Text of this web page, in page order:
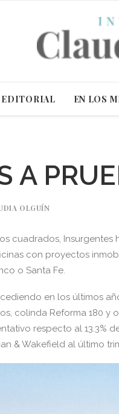
EDITORIAL EN LOS
A
OLGUÍN
cuadrados,
con proyectos
o Santa Fe.
en los últimos
colinda Reforma 180 y
respecto al 13.3%
& Wakefield al último